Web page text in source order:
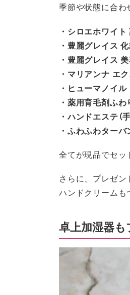
季節や状態に合わ
・シロエホワイト
・豊麗グレイス
・豊麗グレイス
・マリアンナ エ
・ヒューマノイル
・薬用育毛剤ふわ
・ハンドエステ（
・ふわふわター
全てが現品でセッ
さらに、プレゼ
ハンドクリームも
卓上加湿器